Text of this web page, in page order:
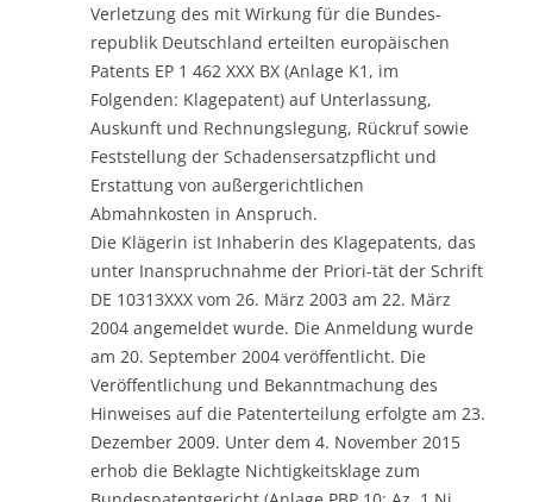
Verletzung des mit Wirkung für die Bundes-
republik Deutschland erteilten europäischen
Patents EP 1 462 XXX BX (Anlage K1, im
Folgenden: Klagepatent) auf Unterlassung,
Auskunft und Rechnungslegung, Rückruf sowie
Feststellung der Schadensersatzpflicht und
Erstattung von außergerichtlichen
Abmahnkosten in Anspruch.
Die Klägerin ist Inhaberin des Klagepatents, das
unter Inanspruchnahme der Priori-tät der Schrift
DE 10313XXX vom 26. März 2003 am 22. März
2004 angemeldet wurde. Die Anmeldung wurde
am 20. September 2004 veröffentlicht. Die
Veröffentlichung und Bekanntmachung des
Hinweises auf die Patenterteilung erfolgte am 23.
Dezember 2009. Unter dem 4. November 2015
erhob die Beklagte Nichtigkeitsklage zum